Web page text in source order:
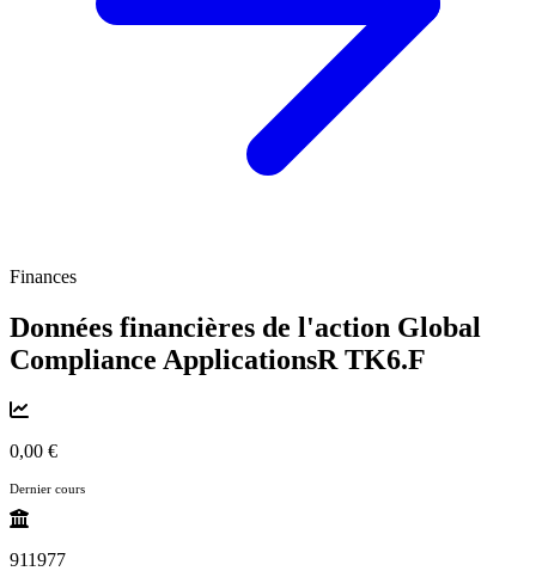
Finances
Données financières de l'action Global
Compliance ApplicationsR TK6.F
0,00 €
Dernier cours
911977